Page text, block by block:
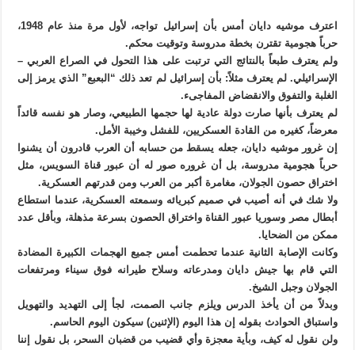
اعترف موشيه دايان أمس بأن إسرائيل تواجه، لأول مرة منذ عام 1948،
حرباً هجومية تقترن بخطة مدروسة وتوقيت محكم.
ولم يعترف طبعاً بالنتائج التي ترتبت على هذا التحول في الصراع العربي –
الإسرائيلي. لم يعترف مثلاً: بأن إسرائيل لم تعد ذلك “البعبع” الذي يرمز إلى
الغلبة والتفوق والانقضاض المفاجىء.
لم يعترف بأنها صارت دولة عادية لها حجمها الطبيعي، وصار هو نفسه قائداً
معرضاً، كغيره من القادة العسكريين، للفشل وخيبة الأمل.
إن غرور موشيه دايان، جعله يسقط من حسابه أن العرب قادرون أن يشنوا
حرباً هجومية مدروسة، بل أن غروره صور له أن عبور قناة السويس، مثل
اختراق حصون الجولان، مغامرة أكبر من العرب ومن قدرتهم العسكرية.
ولا شك في أنه أصيب في صميم كبريائه وسمعته العسكرية، عندما استطاع
أبطال مصر وسوريا عبور القناة واختراق الحصون بسرعة مذهلة، وبأقل عدد
ممكن من الضحايا.
وكانت الإصابة الثانية عندما تحطمت أمس جميع الهجمات الكبيرة المضادة
التي قام بها جيش دايان ومدرعاته وسلاح طيرانه فوق سيناء ومرتفعات
الجولان وجبل الشيخ.
وبدلاً من أن يأخذ الدرس ويلزم جانب الصمت، لجأ إلى التهديد والتهويل
واستباق الحوادث بقوله إن هذا اليوم (الإثنين) سيكون اليوم الحاسم.
ولن نقول له كيف، وبأية معجزة وأي قضيب من قضبان السحر، بل نقول إننا